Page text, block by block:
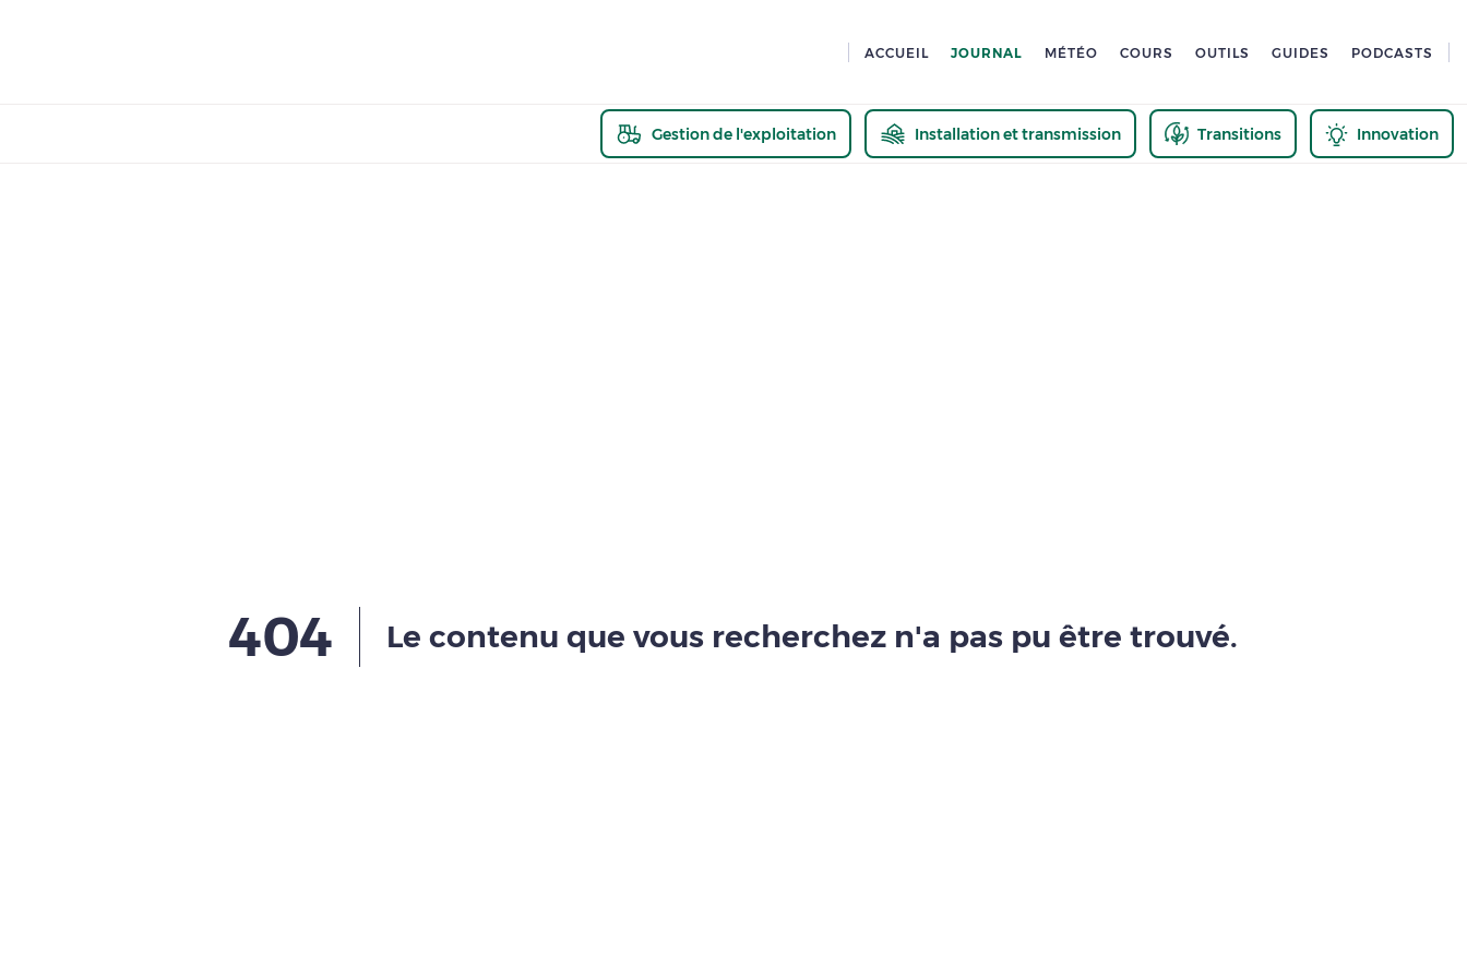
ACCUEIL JOURNAL MÉTÉO COURS OUTILS GUIDES PODCASTS
Gestion de l'exploitation Installation et transmission Transitions Innovation
404 Le contenu que vous recherchez n'a pas pu être trouvé.